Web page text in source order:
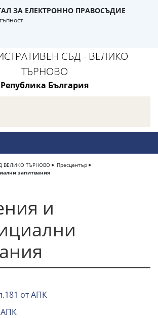
ЗА ЕЛЕКТРОННО ПРАВОСЪДИЕ
СЪД - ВЕЛИКО
ТЪРНОВО
Република България
ВЕЛИКО ТЪРНОВО
Пресцентър
запитвания
и
от АПК
АПК